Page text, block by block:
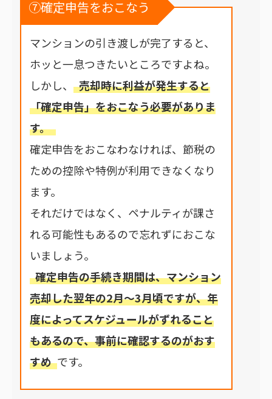
⑦確定申告をおこなう
マンションの引き渡しが完了すると、
ホッと一息つきたいところですよね。
しかし、
売却時に利益が発生すると
「確定申告」をおこなう必要がありま
す。
確定申告をおこなわなければ、節税の
ための控除や特例が利用できなくなり
ます。
それだけではなく、ペナルティが課さ
れる可能性もあるので忘れずにおこな
いましょう。
確定申告の手続き期間は、マンション
売却した翌年の2月～3月頃ですが、年
度によってスケジュールがずれること
もあるので、事前に確認するのがおす
すめ です。